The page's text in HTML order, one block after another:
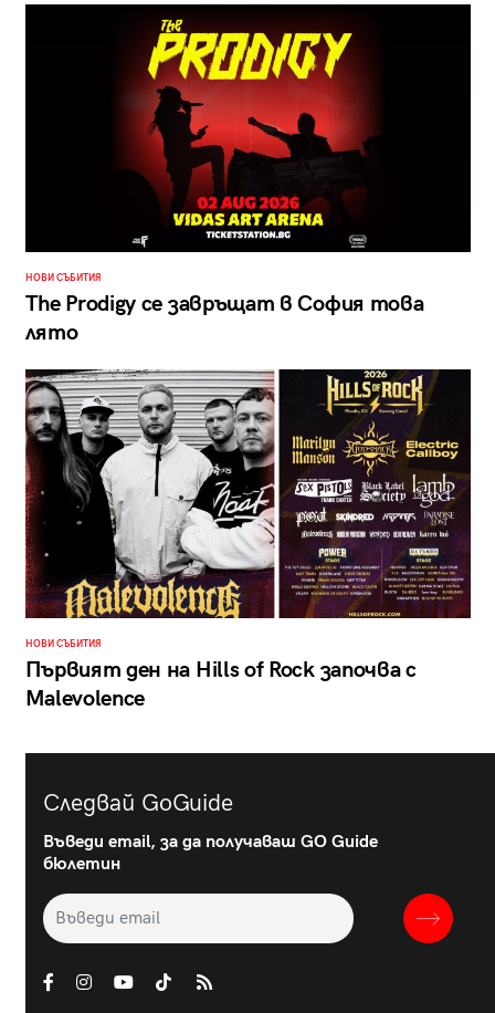
НОВИ СЪБИТИЯ
The Prodigy се завръщат в София това
лято
НОВИ СЪБИТИЯ
Първият ден на Hills of Rock започва с
Malevolence
Следвай GoGuide
Въведи email, за да получаваш GO Guide
бюлетин